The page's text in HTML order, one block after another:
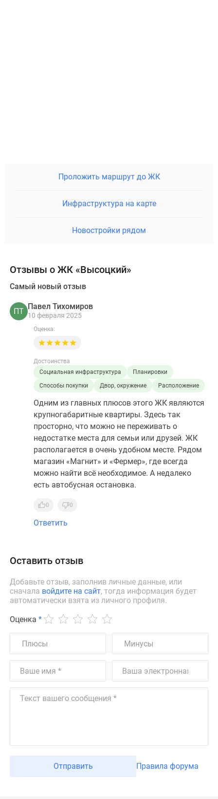
Проложить маршрут до ЖК
Инфраструктура на карте
Новостройки рядом
Отзывы о ЖК «Высоцкий»
Самый новый отзыв
ПТ
Павел Тихомиров
10 февраля 2025
Оценка:
Достоинства
Социальная инфраструктура
Планировки
Способы покупки
Двор, окружение Расположение
Одним из главных плюсов этого ЖК являются
крупногабаритные квартиры. Здесь так
просторно, что можно не переживать о
недостатке места для семьи или друзей. ЖК
располагается в очень удобном месте. Рядом
магазин «Магнит» и «Фермер», где всегда
можно найти всё необходимое. А недалеко
есть автобусная остановка.
0 0
Ответить
Оставить отзыв
Добавьте отзыв, заполнив личные данные, или
сначала войдите на сайт, тогда информация будет
автоматически взята из личного профиля.
Оценка *
Отправить Правила форума